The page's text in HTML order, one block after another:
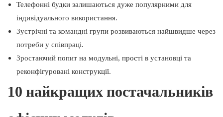
Телефонні будки залишаються дуже популярними для
індивідуального використання.
Зустрічні та командні групи розвиваються найшвидше через
потреби у співпраці.
Зростаючий попит на модульні, прості в установці та
реконфігуровані конструкції.
10 найкращих постачальників